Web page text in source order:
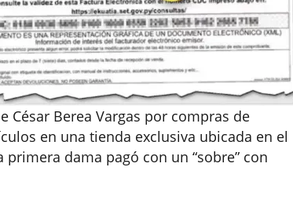
César Berea Vargas por compras de
en una tienda exclusiva ubicada en el
primera dama pagó con un “sobre” con